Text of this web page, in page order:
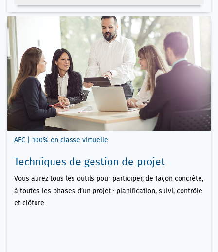
AEC | 100% en classe virtuelle
Techniques de gestion de projet
Vous aurez tous les outils pour participer, de façon concrète,
à toutes les phases d’un projet : planification, suivi, contrôle
et clôture.